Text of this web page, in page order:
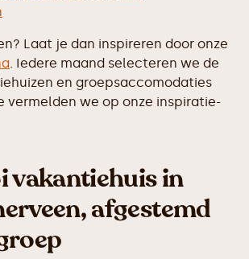
Laat je dan inspireren door onze
. Iedere maand selecteren we de
en groepsaccomodaties
vermelden we op onze inspiratie-
vakantiehuis in
afgestemd